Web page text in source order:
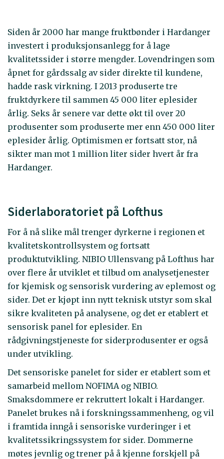
Siden år 2000 har mange fruktbønder i Hardanger
investert i produksjonsanlegg for å lage
kvalitetssider i større mengder. Lovendringen som
åpnet for gårdssalg av sider direkte til kundene,
hadde rask virkning. I 2013 produserte tre
fruktdyrkere til sammen 45 000 liter eplesider
årlig. Seks år senere var dette økt til over 20
produsenter som produserte mer enn 450 000 liter
eplesider årlig. Optimismen er fortsatt stor, nå
sikter man mot 1 million liter sider hvert år fra
Hardanger.
Siderlaboratoriet på Lofthus
For å nå slike mål trenger dyrkerne i regionen et
kvalitetskontrollsystem og fortsatt
produktutvikling. NIBIO Ullensvang på Lofthus har
over flere år utviklet et tilbud om analysetjenester
for kjemisk og sensorisk vurdering av eplemost og
sider. Det er kjøpt inn nytt teknisk utstyr som skal
sikre kvaliteten på analysene, og det er etablert et
sensorisk panel for eplesider. En
rådgivningstjeneste for siderprodusenter er også
under utvikling.
Det sensoriske panelet for sider er etablert som et
samarbeid mellom NOFIMA og NIBIO.
Smaksdommere er rekruttert lokalt i Hardanger.
Panelet brukes nå i forskningssammenheng, og vil
i framtida inngå i sensoriske vurderinger i et
kvalitetssikringssystem for sider. Dommerne
møtes jevnlig og trener på å kjenne forskjell på